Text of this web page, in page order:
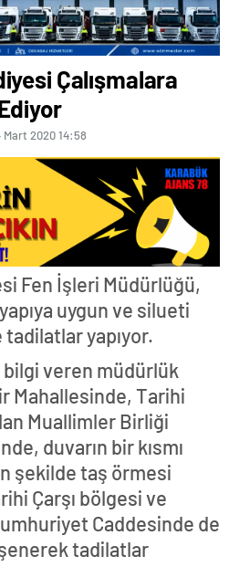
Çalışmalara
Mart 2020 14:58
Fen İşleri Müdürlüğü,
uygun ve silueti
yapıyor.
bilgi veren müdürlük
Mahallesinde, Tarihi
Muallimler Birliği
duvarın bir kısmı
şekilde taş örmesi
Çarşı bölgesi ve
Caddesinde de
tadilatlar